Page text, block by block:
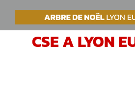
PasserVOTRE ARBRE
CSE A LYON